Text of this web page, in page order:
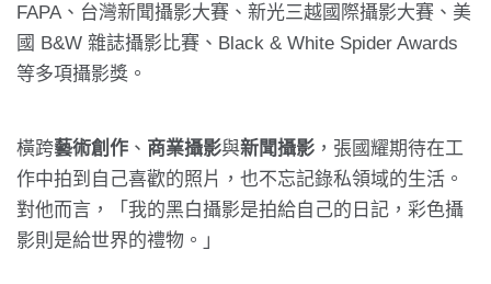
FAPA、台灣新聞攝影大賽、新光三越國際攝影大賽、美
國 B&W 雜誌攝影比賽、Black & White Spider Awards
等多項攝影獎。
橫跨藝術創作 、 商業攝影與新聞攝影 ，張國耀期待在工
作中拍到自己喜歡的照片，也不忘記錄私領域的生活。
對他而言，「我的黑白攝影是拍給自己的日記，彩色攝
影則是給世界的禮物。」